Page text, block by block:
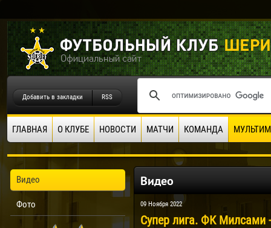
Добавить в закладки RSS
ГЛАВНАЯ О КЛУБЕ НОВОСТИ МАТЧИ КОМАНДА
Видео
Фото
Видео
09 Ноября 2022
Супер лига. ФК